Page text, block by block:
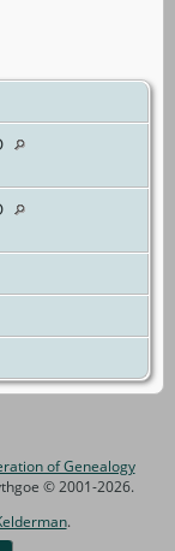
of Genealogy
© 2001-2026.
.